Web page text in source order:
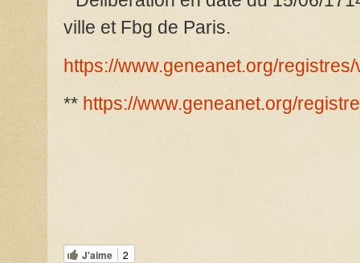
ville et Fbg de Paris.
https://www.geneanet.org/
** https://www.geneanet.org/
J'aime 2